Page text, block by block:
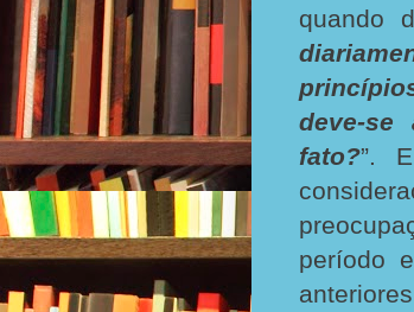
quando
deve-se
fato?”.
período